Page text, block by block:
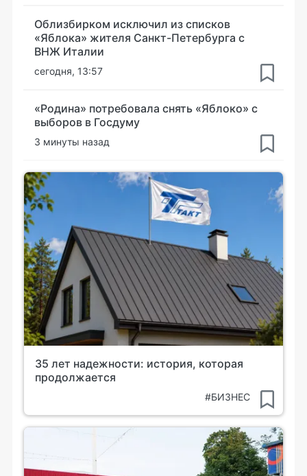
Облизбирком исключил из списков
«Яблока» жителя Санкт-Петербурга с
ВНЖ Италии
сегодня, 13:57
«Родина» потребовала снять «Яблоко» с
выборов в Госдуму
3 минуты назад
35 лет надежности: история, которая
продолжается
#БИЗНЕС